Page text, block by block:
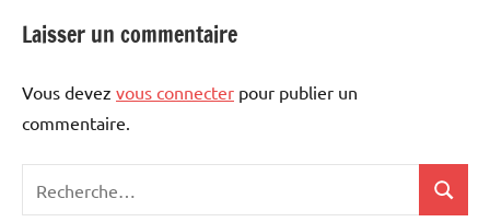
Laisser un commentaire
Vous devez vous connecter pour publier un
commentaire.
pour